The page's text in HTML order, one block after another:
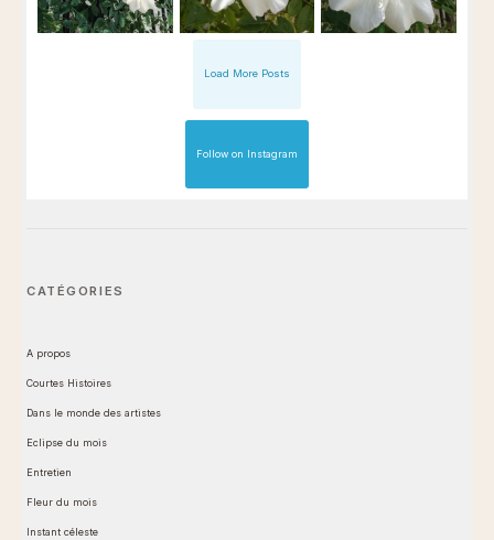
Load More Posts
Follow on Instagram
CATÉGORIES
A propos
Courtes Histoires
Dans le monde des artistes
Eclipse du mois
Entretien
Fleur du mois
Instant céleste